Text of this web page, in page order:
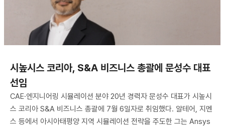
시높시스 코리아, S&A 비즈니스 총괄에 문성수 대표
선임
CAE·엔지니어링 시뮬레이션 분야 20년 경력자 문성수 대표가 시높시
스 코리아 S&A 비즈니스 총괄에 7월 6일자로 취임했다. 알테어, 지멘
스 등에서 아시아태평양 지역 시뮬레이션 전략을 주도한 그는 Ansys